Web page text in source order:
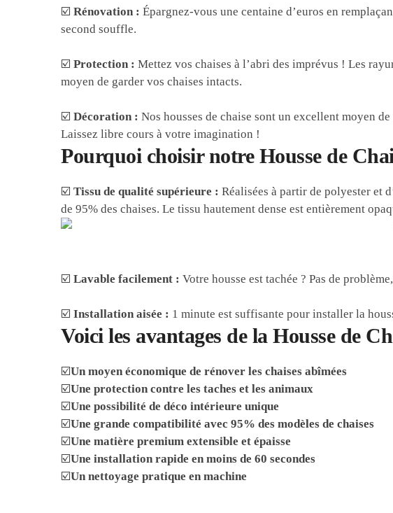
☑️Rénovation : Épargnez-vous une centaine d’euros en
second souffle.
☑️Protection : Mettez vos chaises à l’abri des imprévus ! Les
moyen de garder vos chaises intacts.
☑️Décoration : Nos housses de chaise sont un excellent moyen
Laissez libre cours à votre imagination !
Pourquoi choisir notre Housse de
☑️Tissu de qualité supérieure : Réalisées à partir de polyester et
de 95% des chaises. Le tissu hautement dense est entièrement
☑️Lavable facilement : Votre housse est tachée ? Pas de
☑️Installation aisée : 1 minute est suffisante pour installer la
Voici les avantages de la Housse de
☑️Un moyen économique de rénover les chaises abîmées
☑️Une protection contre les taches et les animaux
☑️Une possibilité de déco intérieure unique
☑️Une grande compatibilité avec 95% des modèles de chaises
☑️Une matière premium extensible et épaisse
☑️Une installation rapide en moins de 60 secondes
☑️Un nettoyage pratique en machine